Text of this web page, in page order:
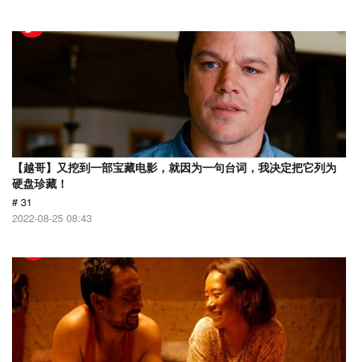
【越哥】又挖到一部宝藏电影，就因为一句台词，我决定把它列为
硬盘珍藏！
# 31
2022-08-25 08:43